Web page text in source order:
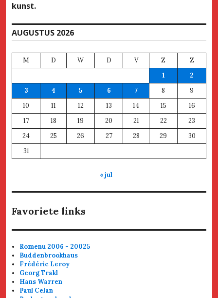
kunst.
AUGUSTUS 2026
M D W D V Z
Z
1
2
3
4 5 6 7 8
9
10
11 12 13 14 15
16
17
18 19 20 21 22
23
24
25 26 27 28 29
30
31
« jul
Favoriete links
Romenu 2006 - 20025
Buddenbrookhaus
Frédéric Leroy
Georg Trakl
Hans Warren
Paul Celan